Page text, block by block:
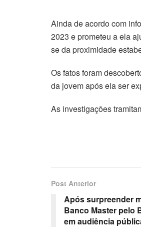
Ainda de acordo com
2023 e prometeu a ela
se da proximidade
Os fatos foram
da jovem após ela ser
As investigações
Post Anterior
Após surpreender
Banco Master pelo
em audiência